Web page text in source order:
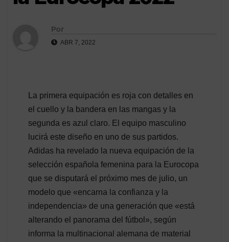
Por
ABR 7, 2022
La primera equipación es roja con detalles en
el cuello y la bandera en las mangas y la
segunda es azul claro. El equipo masculino
lucirá este diseño en uno de sus partidos.
Adidas ha revelado la nueva equipación de la
selección española femenina para la Eurocopa
que se disputará el próximo mes de julio, un
modelo que «encarna la confianza y la
independencia» de una generación que «está
alterando el panorama del fútbol», según
informa la multinacional alemana de material